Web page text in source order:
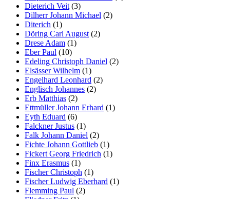
Dieterich Veit (3)
Dilherr Johann Michael (2)
Diterich (1)
Döring Carl August (2)
Drese Adam (1)
Eber Paul (10)
Edeling Christoph Daniel (2)
Elsässer Wilhelm (1)
Engelhard Leonhard (2)
Englisch Johannes (2)
Erb Matthias (2)
Ettmüller Johann Erhard (1)
Eyth Eduard (6)
Falckner Justus (1)
Falk Johann Daniel (2)
Fichte Johann Gottlieb (1)
Fickert Georg Friedrich (1)
Finx Erasmus (1)
Fischer Christoph (1)
Fischer Ludwig Eberhard (1)
Flemming Paul (2)